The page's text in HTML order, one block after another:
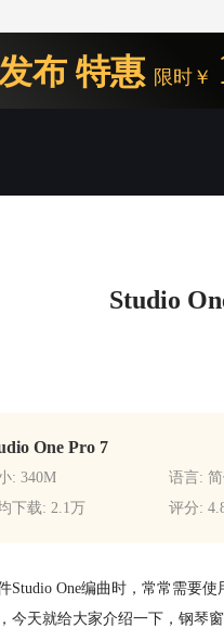
布 特惠 限时￥
Studio
One Pro 7
: 340M 语言:
下载: 2.1万
评分:
Studio One编曲时，常常需要
今天就给大家介绍一下，钢琴